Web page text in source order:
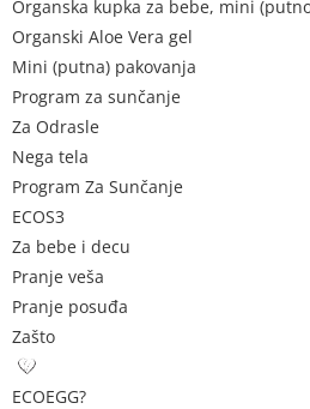
Organska kupka za bebe, mini
Organski Aloe Vera gel
Mini (putna) pakovanja
Program za sunčanje
Za Odrasle
Nega tela
Program Za Sunčanje
ECOS3
Za bebe i decu
Pranje veša
Pranje posuđa
Zašto
ECOEGG?